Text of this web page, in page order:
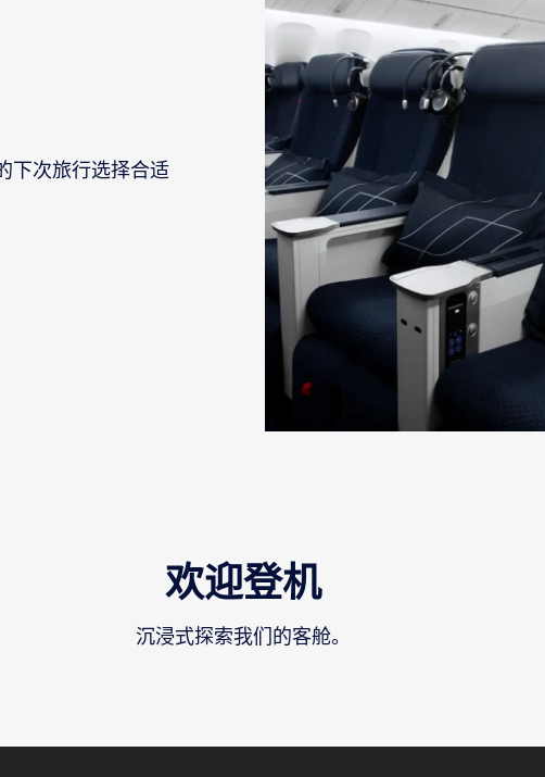
下次旅行选择合适
欢迎登机
沉浸式探索我们的客舱。